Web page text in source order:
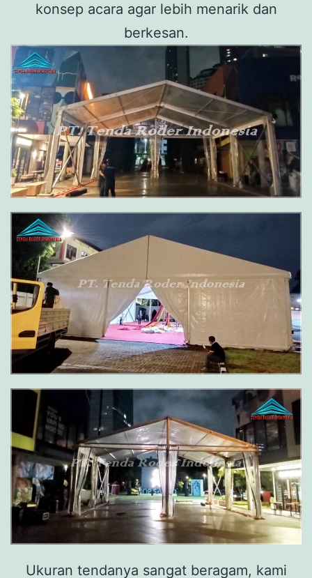
konsep acara agar lebih menarik dan
berkesan.
Ukuran tendanya sangat beragam, kami